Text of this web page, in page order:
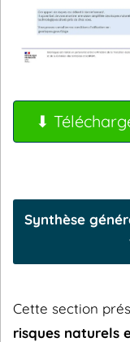
⬇
Synthèse
Cette section
risques naturels